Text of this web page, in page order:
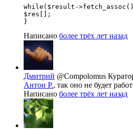
while($result-
$res[];
}
Написано более трёх лет назад
Дмитрий @Compolomus
Антон Р., так оно не будет
Написано более трёх лет назад